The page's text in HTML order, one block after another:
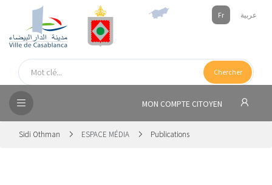
Fr عربية
Chercher
MON COMPTE CITOYEN
Sidi Othman ESPACE MÉDIA Publications